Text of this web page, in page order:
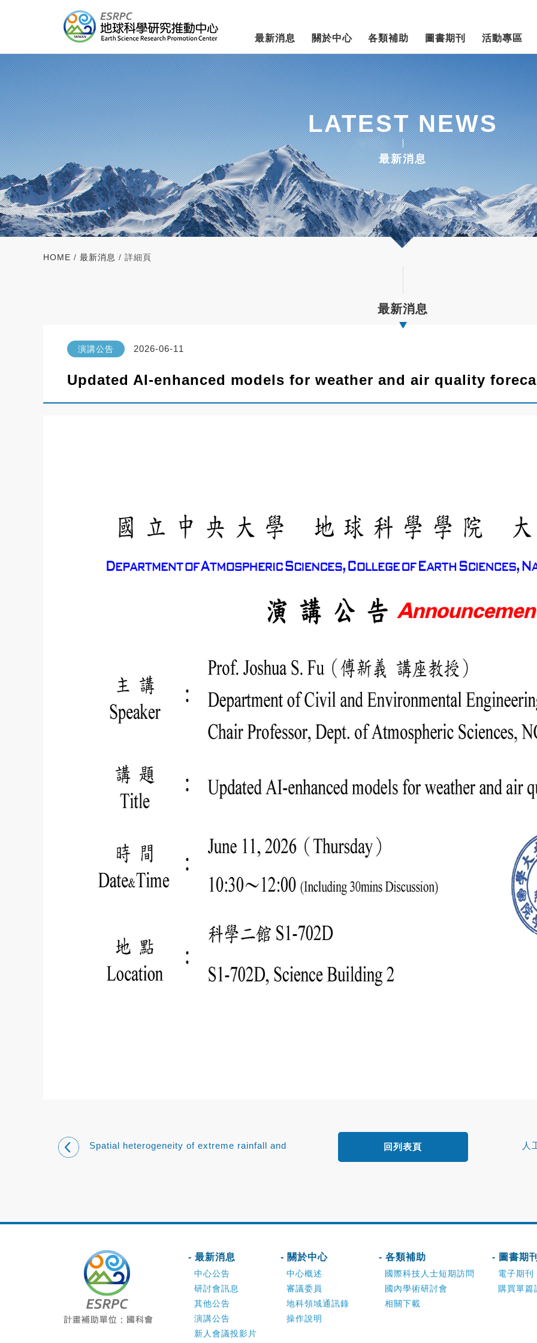
最新消息 關於中心 各類補助 圖書期刊 活動專區
LATEST NEWS
最新消息
HOME / 最新消息 / 詳細頁
最新消息
演講公告 2026-06-11
Updated AI-enhanced models for weather and air quality
Spatial heterogeneity of extreme rainfall and
人
回列表頁
- 最新消息
中心公告
研討會訊息
其他公告
演講公告
新人會議投影片
- 關於中心
中心概述
審議委員
地科領域通訊錄
操作說明
- 各類補助
國際科技人士短期訪問
國內學術研討會
相關下載
- 圖書期
電子期刊
購買單篇